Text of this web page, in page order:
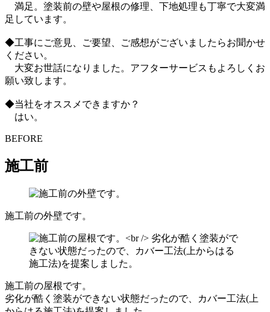
満足。塗装前の壁や屋根の修理、下地処理も丁寧で大変満
足しています。
◆工事にご意見、ご要望、ご感想がございましたらお聞かせ
ください。
大変お世話になりました。アフターサービスもよろしくお
願い致します。
◆当社をオススメできますか？
はい。
BEFORE
施工前
施工前の外壁です。
施工前の屋根です。
劣化が酷く塗装ができない状態だったので、カバー工法(上